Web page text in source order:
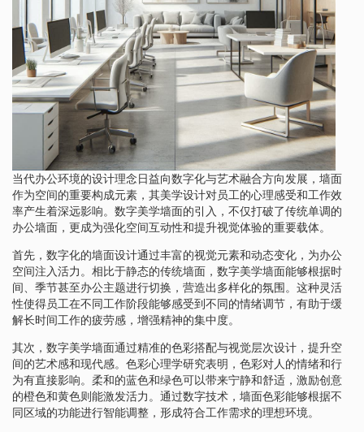
当代办公环境的设计理念日益向数字化与艺术融合方向发展，墙面
作为空间的重要构成元素，其美学设计对员工的心理感受和工作效
率产生着深远影响。数字美学墙面的引入，不仅打破了传统单调的
办公墙面，更成为强化空间互动性和提升视觉体验的重要载体。
首先，数字化的墙面设计通过丰富的视觉元素和动态变化，为办公
空间注入活力。相比于静态的传统墙面，数字美学墙面能够根据时
间、季节甚至办公主题进行切换，营造出多样化的氛围。这种灵活
性使得员工在不同工作阶段能够感受到不同的情绪调节，有助于缓
解长时间工作的疲劳感，增强精神的集中度。
其次，数字美学墙面通过精准的色彩搭配与视觉层次设计，提升空
间的艺术感和现代感。色彩心理学研究表明，色彩对人的情绪和行
为有直接影响。柔和的蓝色和绿色可以带来宁静和舒适，激励创意
的橙色和黄色则能激发活力。通过数字技术，墙面色彩能够根据不
同区域的功能进行智能调整，形成符合工作需求的理想环境。